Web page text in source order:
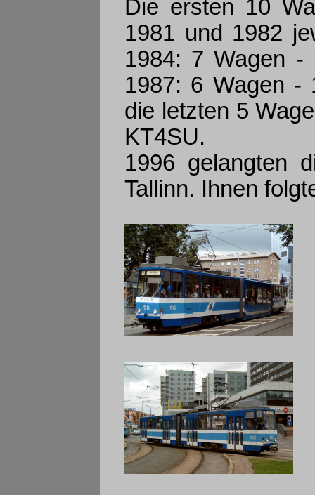
Die ersten 10
1981 und 1982
1984: 7 Wagen
1987: 6 Wagen -
die letzten 5
KT4SU.
1996 gelangten
Tallinn. Ihnen